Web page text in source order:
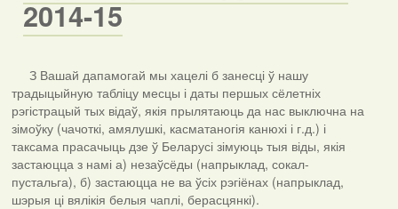
2014-15
З Вашай дапамогай мы хацелі б занесці ў нашу
традыцыйную табліцу месцы і даты першых сёлетніх
рэгістрацый тых відаў, якія прылятаюць да нас выключна на
зімоўку (чачоткі, амялушкі, касматаногія канюхі і г.д.) і
таксама прасачыць дзе ў Беларусі зімуюць тыя віды, якія
застаюцца з намі а) незаўсёды (напрыклад, сокал-
пустальга), б) застаюцца не ва ўсіх рэгіёнах (напрыклад,
шэрыя ці вялікія белыя чаплі, берасцянкі).